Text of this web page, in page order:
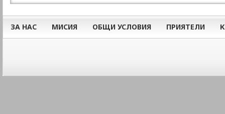
ЗА НАС МИСИЯ ОБЩИ УСЛОВИЯ ПРИЯТЕЛИ